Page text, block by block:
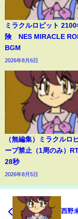
ミラクルロピット
険 NES MIRACLE
BGM
2026年8月6日
（無編集）ミラクルロ
ープ禁止（1周のみ）
28秒
2026年8月5日
西野